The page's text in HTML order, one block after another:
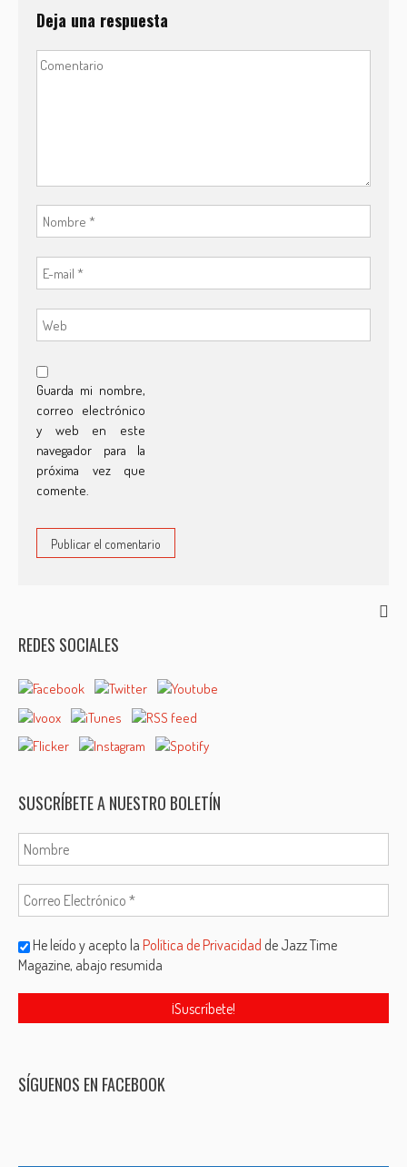
Deja una respuesta
Guarda mi nombre,
correo electrónico
y web en este
navegador para la
próxima vez que
comente.
REDES SOCIALES
SUSCRÍBETE A NUESTRO BOLETÍN
He leído y acepto laPolítica de Privacidad de Jazz Time
Magazine, abajo resumida
SÍGUENOS EN FACEBOOK